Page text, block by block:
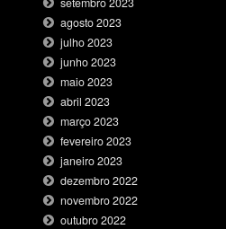
agosto 2023
julho 2023
junho 2023
maio 2023
abril 2023
março 2023
fevereiro 2023
janeiro 2023
dezembro 2022
novembro 2022
outubro 2022